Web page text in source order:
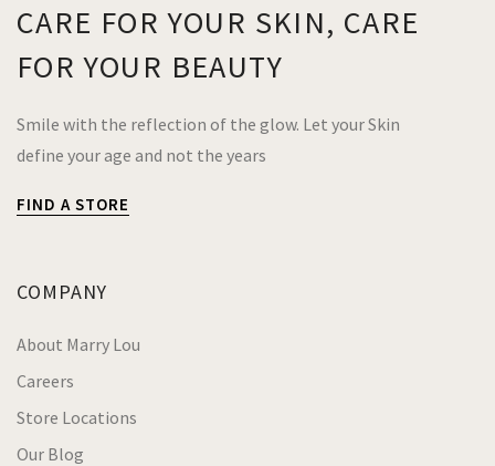
CARE FOR YOUR SKIN, CARE
FOR YOUR BEAUTY
Smile with the reflection of the glow. Let your Skin
define your age and not the years
FIND A STORE
COMPANY
About Marry Lou
Careers
Store Locations
Our Blog